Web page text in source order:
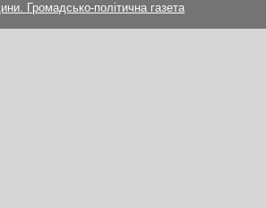
Громадсько-політична газета